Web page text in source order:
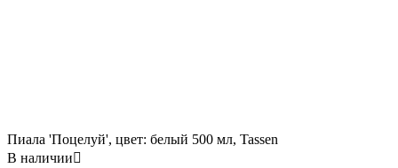
Пиала 'Поцелуй', цвет: белый 500 мл, Tassen
В наличии